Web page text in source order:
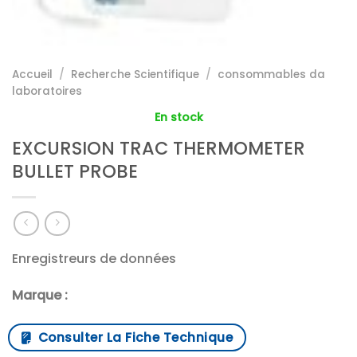
Accueil / Recherche Scientifique / consommables da
laboratoires
En stock
EXCURSION TRAC THERMOMETER
BULLET PROBE
Enregistreurs de données
Marque :
Consulter La Fiche Technique